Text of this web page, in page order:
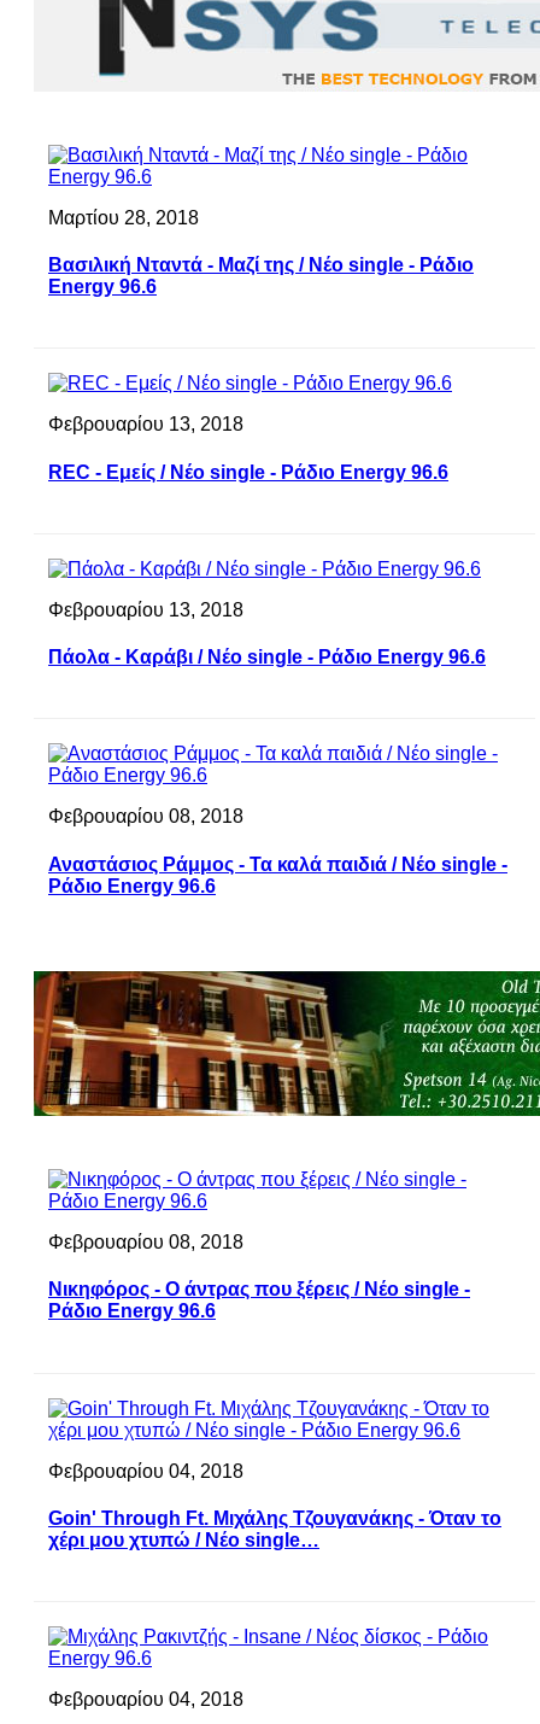
Μαρτίου 28, 2018
Βασιλική Νταντά - Μαζί της / Νέο single - Ράδιο
Energy 96.6
Φεβρουαρίου 13, 2018
REC - Εμείς / Νέο single - Ράδιο Energy 96.6
Φεβρουαρίου 13, 2018
Πάολα - Καράβι / Νέο single - Ράδιο Energy 96.6
Φεβρουαρίου 08, 2018
Αναστάσιος Ράμμος - Τα καλά παιδιά / Νέο single -
Ράδιο Energy 96.6
Φεβρουαρίου 08, 2018
Νικηφόρος - Ο άντρας που ξέρεις / Νέο single -
Ράδιο Energy 96.6
Φεβρουαρίου 04, 2018
Goin' Through Ft. Μιχάλης Τζουγανάκης - Όταν το
χέρι μου χτυπώ / Νέο single…
Φεβρουαρίου 04, 2018